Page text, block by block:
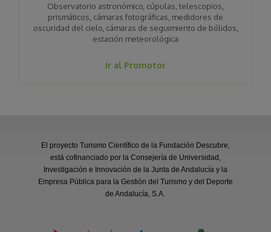
Observatorio astronómico, cúpulas, telescopios,
prismáticos, cámaras fotográficas, medidores de
oscuridad del cielo, cámaras de seguimiento de bólidos,
estación meteorológica
Ir al Promotor
El proyecto Turismo Científico de la Fundación Descubre,
está cofinanciado por la Consejería de Universidad,
Investigación e Innovación de la Junta de Andalucía y la
Empresa Pública para la Gestión del Turismo y del Deporte
de Andalucía, S.A.